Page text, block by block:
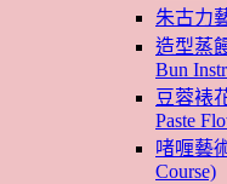
朱古力
造型蒸
Bun
豆蓉裱
Paste
啫喱藝
Course)